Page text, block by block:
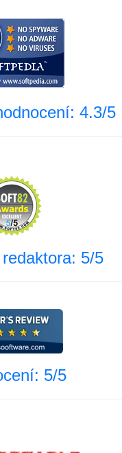
4.3/5
5/5
5/5